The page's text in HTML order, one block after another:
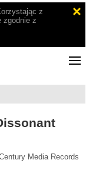
z
zgodnie z
Media Records